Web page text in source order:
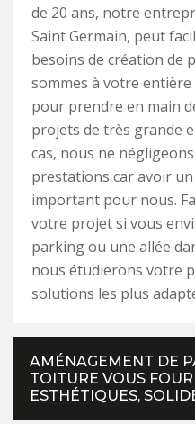
de 20 ans, notre
Saint Germain, peut
besoins de création de
sommes à votre
pour prendre en main
projets de très grande
cas, nous ne
prestations car avoir
important pour nous.
votre projet si vous
parking ou une allée
nous étudierons votre
solutions les plus
AMÉNAGEMENT DE
TOITURE VOUS
ESTHÉTIQUES,